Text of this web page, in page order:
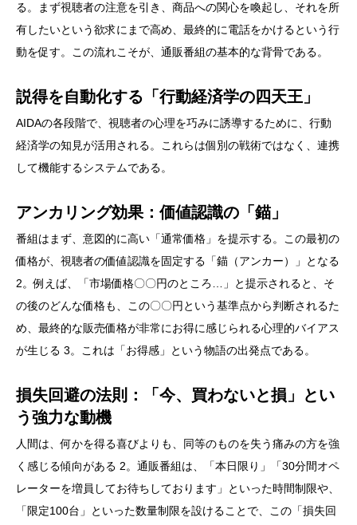
る。まず視聴者の注意を引き、商品への関心を喚起し、それを所
有したいという欲求にまで高め、最終的に電話をかけるという行
動を促す。この流れこそが、通販番組の基本的な背骨である。
説得を自動化する「行動経済学の四天王」
AIDAの各段階で、視聴者の心理を巧みに誘導するために、行動
経済学の知見が活用される。これらは個別の戦術ではなく、連携
して機能するシステムである。
アンカリング効果：価値認識の「錨」
番組はまず、意図的に高い「通常価格」を提示する。この最初の
価格が、視聴者の価値認識を固定する「錨（アンカー）」となる
2。例えば、「市場価格〇〇円のところ…」と提示されると、そ
の後のどんな価格も、この〇〇円という基準点から判断されるた
め、最終的な販売価格が非常にお得に感じられる心理的バイアス
が生じる 3。これは「お得感」という物語の出発点である。
損失回避の法則：「今、買わないと損」とい
う強力な動機
人間は、何かを得る喜びよりも、同等のものを失う痛みの方を強
く感じる傾向がある 2。通販番組は、「本日限り」「30分間オペ
レーターを増員してお待ちしております」といった時間制限や、
「限定100台」といった数量制限を設けることで、この「損失回